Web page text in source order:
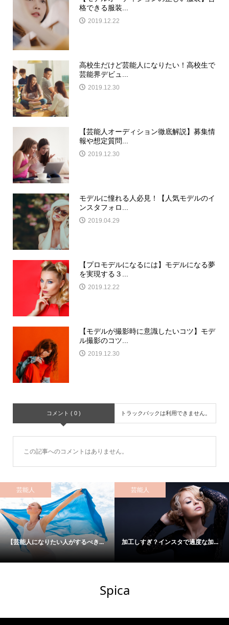
格できる服装...
2019.12.22
高校生だけど芸能人になりたい！高校生で
芸能界デビュ...
2019.12.30
【芸能人オーディション徹底解説】募集情
報や想定質問...
2019.12.30
モデルに憧れる人必見！【人気モデルのイ
ンスタフォロ...
2019.04.29
【プロモデルになるには】モデルになる夢
を実現する３...
2019.12.22
【モデルが撮影時に意識したいコツ】モデ
ル撮影のコツ...
2019.12.30
コメント ( 0 ) トラックバックは利用できません。
この記事へのコメントはありません。
芸能人
【芸能人になりたい人がするべき...
芸能人
加工しすぎ？インスタで過度な加...
Spica